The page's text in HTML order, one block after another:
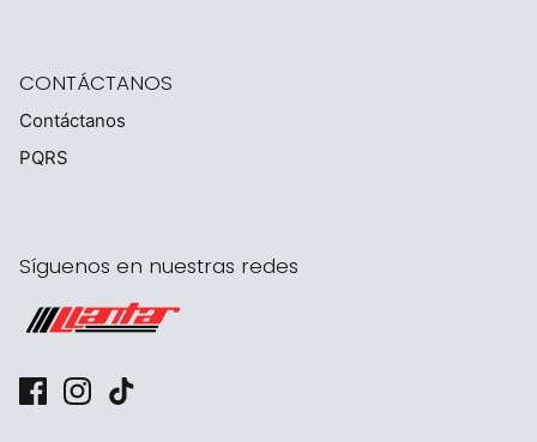
CONTÁCTANOS
Contáctanos
PQRS
Síguenos en nuestras redes